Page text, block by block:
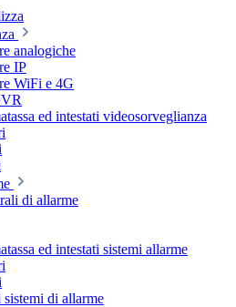
analogiche
IP
WiFi e 4G
ed intestati videosorveglianza
di allarme
ed intestati sistemi allarme
sistemi di allarme